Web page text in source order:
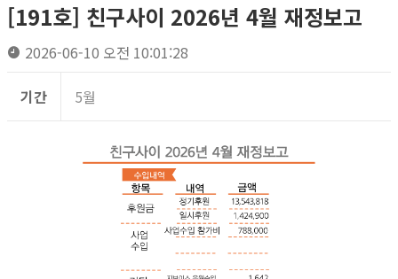
[191호] 친구사이 2026년 4월 재정보고
2026-06-10 오전 10:01:28
기간 5월